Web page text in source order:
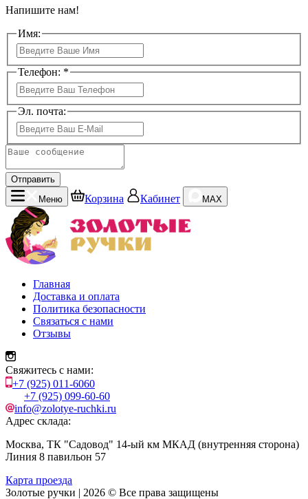
Напишите нам!
Имя:
Телефон: *
Эл. почта:
Отправить
Меню
Корзина Кабинет MAX
Главная
Доставка и оплата
Политика безопасности
Связаться с нами
Отзывы
Свяжитесь с нами:
+7 (925) 011-6060
+7 (925) 099-60-60
info@zolotye-ruchki.ru
Адрес склада:
Москва, ТК "Садовод" 14-ый км МКАД (внутренняя сторона)
Линия 8 павильон 57
Карта проезда
Золотые ручки | 2026 © Все права защищены